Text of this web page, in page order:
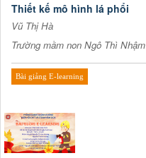
Thiết kế mô hình lá phổi
Vũ Thị Hà
Trường mầm non Ngô Thì Nhậm
Bài giảng E-learning